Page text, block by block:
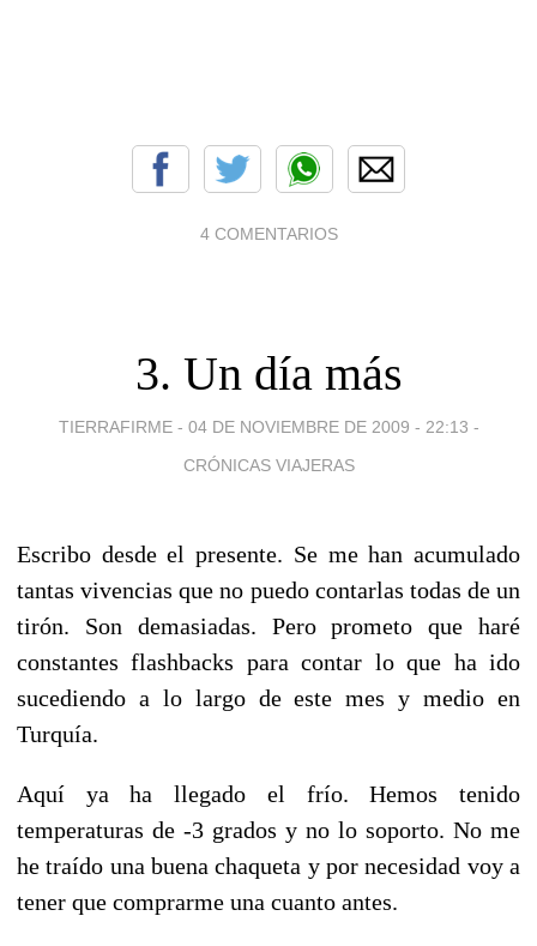
4 COMENTARIOS
3. Un día más
TIERRAFIRME - 04 DE NOVIEMBRE DE 2009 - 22:13 -
CRÓNICAS VIAJERAS
Escribo desde el presente. Se me han acumulado
tantas vivencias que no puedo contarlas todas de un
tirón. Son demasiadas. Pero prometo que haré
constantes flashbacks para contar lo que ha ido
sucediendo a lo largo de este mes y medio en
Turquía.
Aquí ya ha llegado el frío. Hemos tenido
temperaturas de -3 grados y no lo soporto. No me
he traído una buena chaqueta y por necesidad voy a
tener que comprarme una cuanto antes.